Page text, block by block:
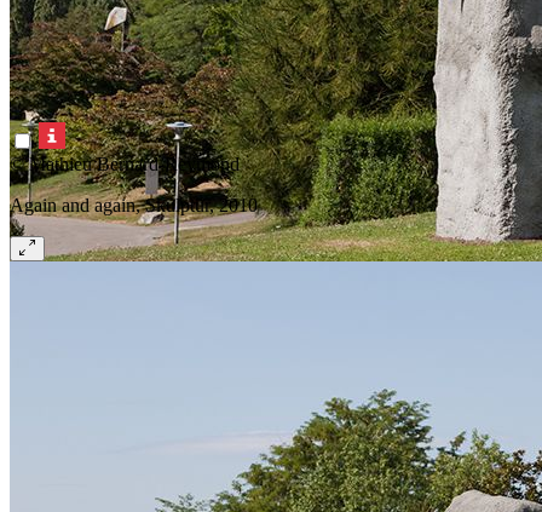
© Mathieu Bernard-Reymond
Again and again, Skulptur, 2010